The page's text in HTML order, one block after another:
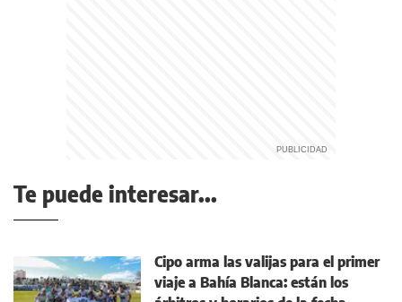
Te puede interesar...
Cipo arma las valijas para el primer
viaje a Bahía Blanca: están los